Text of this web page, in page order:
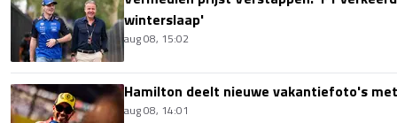
winterslaap'
aug 08, 15:02
Hamilton deelt nieuwe vakantiefoto's
aug 08, 14:01